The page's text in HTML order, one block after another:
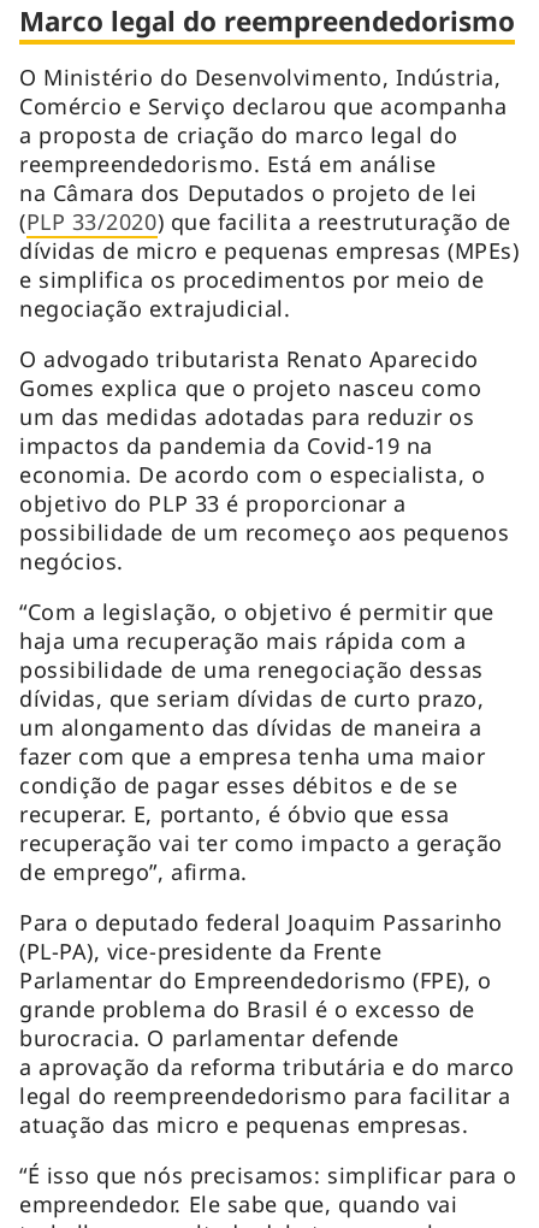
Marco legal do reempreendedorismo
O Ministério do Desenvolvimento, Indústria,
Comércio e Serviço declarou que acompanha
a proposta de criação do marco legal do
reempreendedorismo. Está em análise
na Câmara dos Deputados o projeto de lei
(PLP 33/2020) que facilita a reestruturação de
dívidas de micro e pequenas empresas (MPEs)
e simplifica os procedimentos por meio de
negociação extrajudicial.
O advogado tributarista Renato Aparecido
Gomes explica que o projeto nasceu como
um das medidas adotadas para reduzir os
impactos da pandemia da Covid-19 na
economia. De acordo com o especialista, o
objetivo do PLP 33 é proporcionar a
possibilidade de um recomeço aos pequenos
negócios.
“Com a legislação, o objetivo é permitir que
haja uma recuperação mais rápida com a
possibilidade de uma renegociação dessas
dívidas, que seriam dívidas de curto prazo,
um alongamento das dívidas de maneira a
fazer com que a empresa tenha uma maior
condição de pagar esses débitos e de se
recuperar. E, portanto, é óbvio que essa
recuperação vai ter como impacto a geração
de emprego”, afirma.
Para o deputado federal Joaquim Passarinho
(PL-PA), vice-presidente da Frente
Parlamentar do Empreendedorismo (FPE), o
grande problema do Brasil é o excesso de
burocracia. O parlamentar defende
a aprovação da reforma tributária e do marco
legal do reempreendedorismo para facilitar a
atuação das micro e pequenas empresas.
“É isso que nós precisamos: simplificar para o
empreendedor. Ele sabe que, quando vai